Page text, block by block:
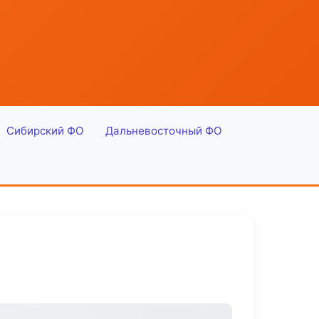
Сибирский ФО Дальневосточный ФО